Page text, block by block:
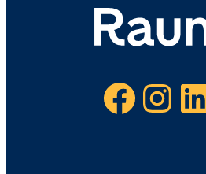
Facebook Instagram LinkedIn